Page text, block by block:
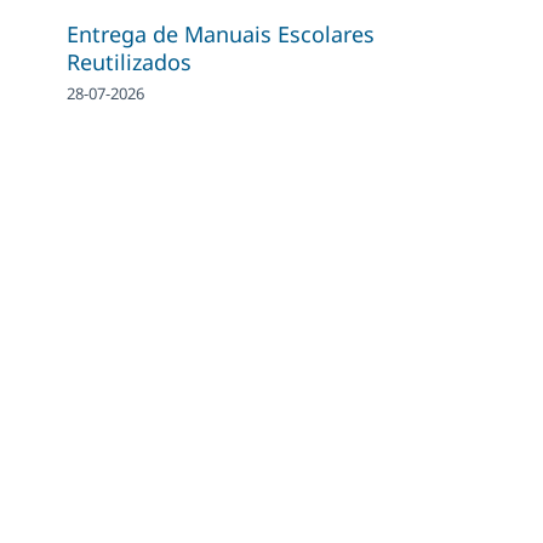
Entrega de Manuais Escolares
Reutilizados
28-07-2026